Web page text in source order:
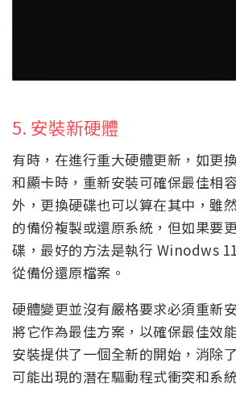
5. 安裝新硬體
有時，在進行重大硬體更新，如更
和顯卡時，重新安裝可確保最佳相
外，更換硬碟也可以算在其中，雖
的備份複製或還原系統，但如果要
碟，最好的方法是執行 Winodws
從備份還原檔案。
硬體變更並沒有嚴格要求必須重新
將它作為最佳方案，以確保最佳效
安裝提供了一個全新的開始，消除
可能出現的潛在驅動程式衝突和系